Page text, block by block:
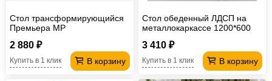
Стол трансформирующийся
Премьера МР
2 880 ₽
В корзину
Купить в 1 клик
Стол обеденный ЛДСП на
металлокаркассе 1200*600
3 410 ₽
В корзину
Купить в 1 клик